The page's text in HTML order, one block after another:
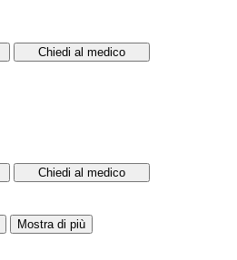
Chiedi al medico
Chiedi al medico
Mostra di più